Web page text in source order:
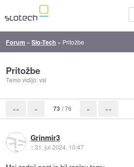
Forum »Slo-Tech » Pritožbe
Pritožbe
Temo vidijo: vsi
«« « 73 / 76 » »»
Grinmir3
::31. jul 2024, 10:47